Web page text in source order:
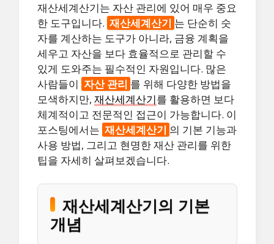
재산세계산기는 자산 관리에 있어 매우 중요
한 도구입니다. 재산세계산기 는 단순히 숫
자를 계산하는 도구가 아니라, 금융 계획을
세우고 자산을 보다 효율적으로 관리할 수
있게 도와주는 필수적인 자원입니다. 많은
사람들이 자산 관리 를 위해 다양한 방법을
모색하지만, 재산세계산기를 활용하면 보다
체계적이고 전문적인 접근이 가능합니다. 이
포스팅에서는 재산세계산기 의 기본 기능과
사용 방법, 그리고 현명한 재산 관리를 위한
팁을 자세히 살펴보겠습니다.
재산세계산기의 기본
개념